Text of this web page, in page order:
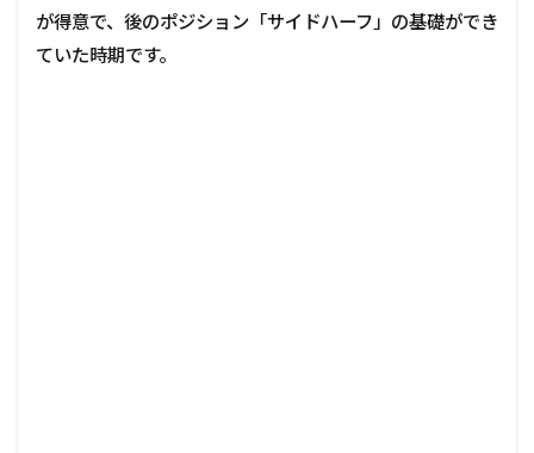
が得意で、後のポジション「サイドハーフ」の基礎ができ
ていた時期です。